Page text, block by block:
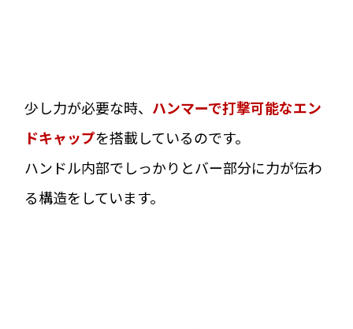
少し力が必要な時、 ハンマーで打撃可能なエン
ドキャップを搭載しているのです。
ハンドル内部でしっかりとバー部分に力が伝わ
る構造をしています。